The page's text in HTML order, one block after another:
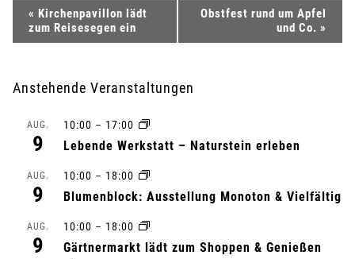
e
r
« Kirchenpavillon lädt
zum Reisesegen ein
Obstfest rund um Apfel
und Co. »
Anstehende Veranstaltungen
AUG.
9
10:00 – 17:00
Lebende Werkstatt – Naturstein erleben
AUG.
9
10:00 – 18:00
Blumenblock: Ausstellung Monoton & Vielfältig
AUG.
9
10:00 – 18:00
Gärtnermarkt lädt zum Shoppen & Genießen